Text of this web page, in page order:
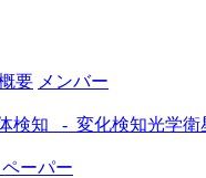
要 メンバー
検知​ - 変化検知​光学衛
ーパー